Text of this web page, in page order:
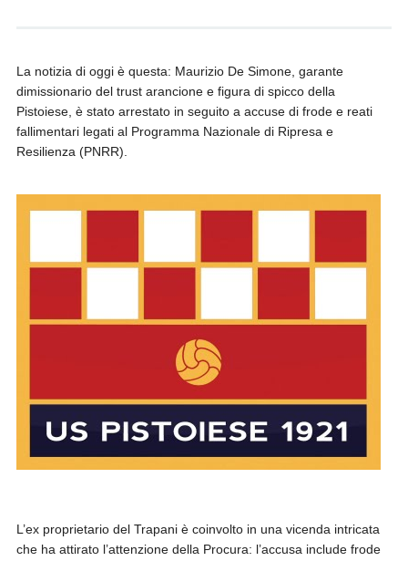
La notizia di oggi è questa: Maurizio De Simone, garante
dimissionario del trust arancione e figura di spicco della
Pistoiese, è stato arrestato in seguito a accuse di frode e reati
fallimentari legati al Programma Nazionale di Ripresa e
Resilienza (PNRR).
L’ex proprietario del Trapani è coinvolto in una vicenda intricata
che ha attirato l’attenzione della Procura: l’accusa include frode